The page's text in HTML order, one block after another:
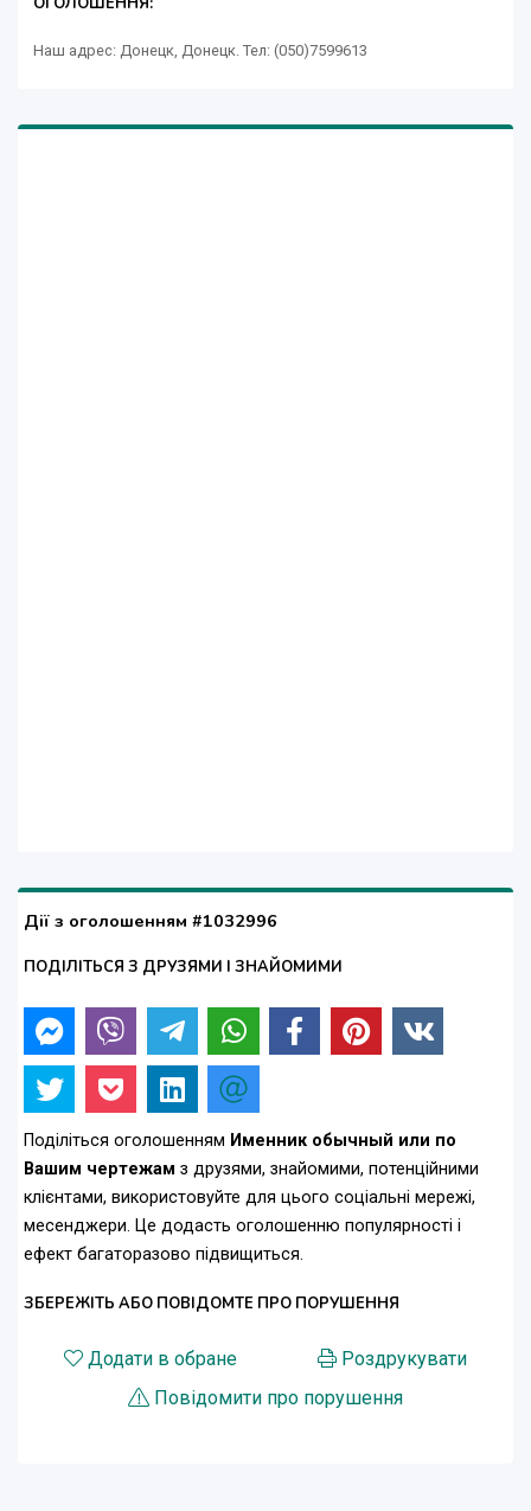
Наш адрес: Донецк, Донецк. Тел: (050)7599613
Дії з оголошенням #1032996
ПОДІЛІТЬСЯ З ДРУЗЯМИ І ЗНАЙОМИМИ
Поділіться оголошенням Именник обычный или по
Вашим чертежам з друзями, знайомими, потенційними
клієнтами, використовуйте для цього соціальні мережі,
месенджери. Це додасть оголошенню популярності і
ефект багаторазово підвищиться.
ЗБЕРЕЖІТЬ АБО ПОВІДОМТЕ ПРО ПОРУШЕННЯ
Додати в обране
Роздрукувати
Повідомити про порушення